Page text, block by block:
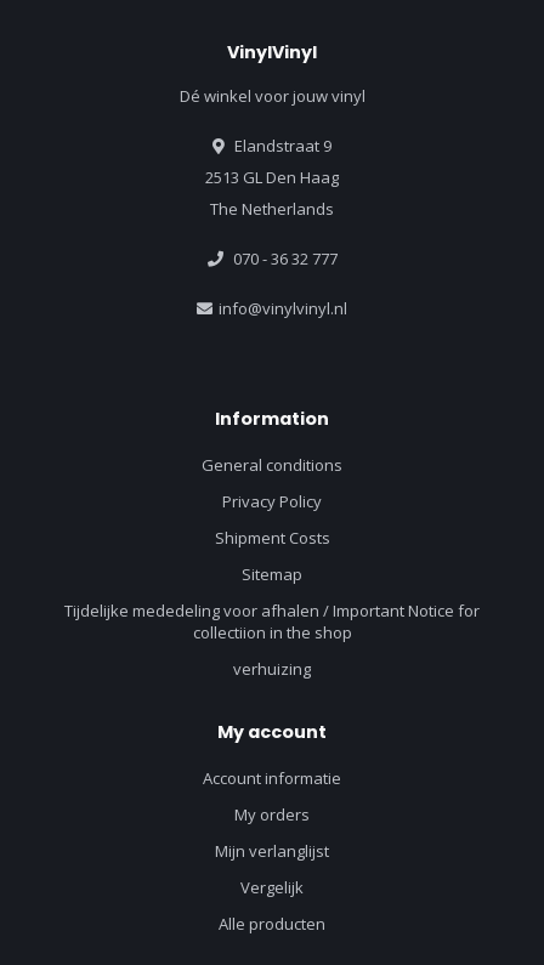
VinylVinyl
Dé winkel voor jouw vinyl
Elandstraat 9
2513 GL Den Haag
The Netherlands
070 - 36 32 777
info@vinylvinyl.nl
Information
General conditions
Privacy Policy
Shipment Costs
Sitemap
Tijdelijke mededeling voor afhalen / Important Notice for
collectiion in the shop
verhuizing
My account
Account informatie
My orders
Mijn verlanglijst
Vergelijk
Alle producten